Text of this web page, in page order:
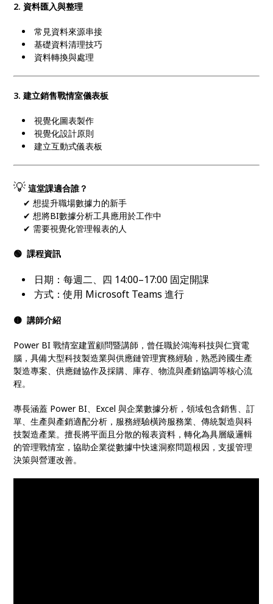
2. 資料匯入與整理
常見資料來源串接
基礎資料清理技巧
資料轉換與處理
3.建立銷售戰情室儀表板
視覺化圖表製作
視覺化設計原則
建立互動式儀表板
💡 這堂課適合誰？
✔ 想提升職場數據力的新手
✔ 想將BI數據分析工具應用於工作中
✔ 需要視覺化管理報表的人
🟢 課程資訊
日期：每週二、四 14:00–17:00 固定開課
方式：使用 Microsoft Teams 進行
🟡 講師介紹
Power BI 戰情室建置顧問暨講師，曾任職於鴻海科技與仁寶電
腦，具備大型科技製造業與供應鏈管理實務經驗，熟悉跨國生產
製造專案、供應鏈協作及採購、庫存、物流與產銷協調等核心流
程。
專長涵蓋 Power BI、Excel 與企業數據分析，領域包含銷售、訂
單、生產與產銷適配分析，服務經驗橫跨服務業、傳統製造與科
技製造產業。擅長將平面且分散的報表資料，轉化為具層級邏輯
的管理戰情室，協助企業從數據中快速洞察問題根因，支援管理
決策與營運改善。